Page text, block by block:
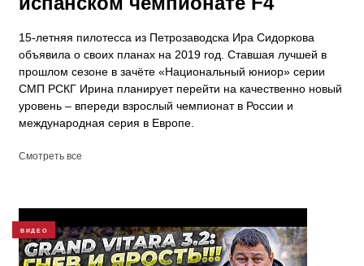
15-летняя пилотесса из Петрозаводска Ира Сидоркова
объявила о своих планах на 2019 год. Ставшая лучшей в
прошлом сезоне в зачёте «Национальный юниор» серии
СМП РСКГ Ирина планирует перейти на качественно новый
уровень – впереди взрослый чемпионат в России и
международная серия в Европе.
Смотреть все
ВИДЕО